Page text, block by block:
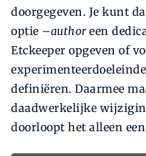
doorgegeven. Je kunt
optie –authoreen
Etckeeper opgeven of
definiëren. Daarmee
daadwerkelijke
doorloopt het alleen